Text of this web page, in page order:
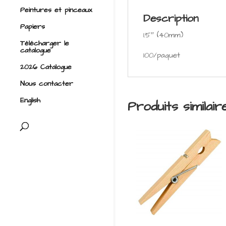
Peintures et pinceaux
Papiers
Télécharger le
catalogue
2026 Catalogue
Nous contacter
English
Description
1.5″ (40mm)
100/paquet
Produits